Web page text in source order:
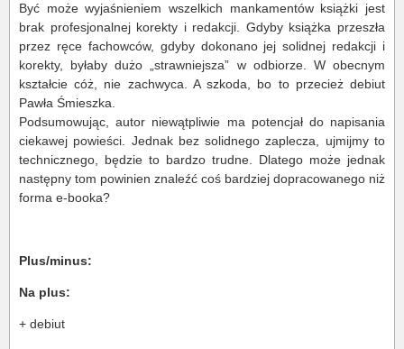
Być może wyjaśnieniem wszelkich mankamentów książki jest
brak profesjonalnej korekty i redakcji. Gdyby książka przeszła
przez ręce fachowców, gdyby dokonano jej solidnej redakcji i
korekty, byłaby dużo „strawniejsza” w odbiorze. W obecnym
kształcie cóż, nie zachwyca. A szkoda, bo to przecież debiut
Pawła Śmieszka.
Podsumowując, autor niewątpliwie ma potencjał do napisania
ciekawej powieści. Jednak bez solidnego zaplecza, ujmijmy to
technicznego, będzie to bardzo trudne. Dlatego może jednak
następny tom powinien znaleźć coś bardziej dopracowanego niż
forma e-booka?
Plus/minus:
Na plus:
+ debiut